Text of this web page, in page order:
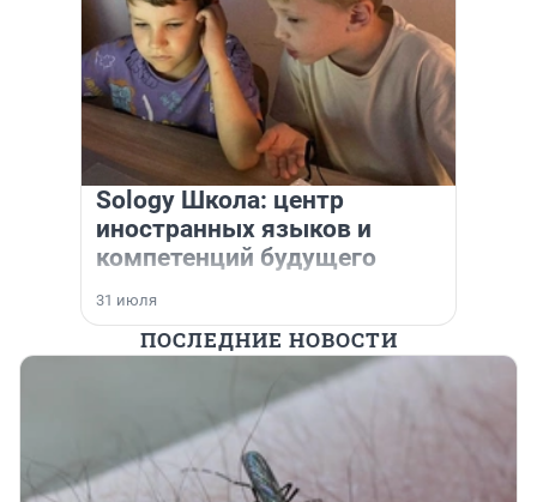
Sology Школа: центр
иностранных языков и
компетенций будущего
31 июля
ПОСЛЕДНИЕ НОВОСТИ